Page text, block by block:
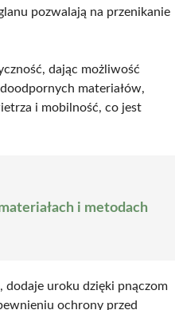
pozwalają na przenikanie
dając możliwość
materiałów,
i mobilność, co jest
i metodach
dodaje uroku dzięki pnączom
ochrony przed